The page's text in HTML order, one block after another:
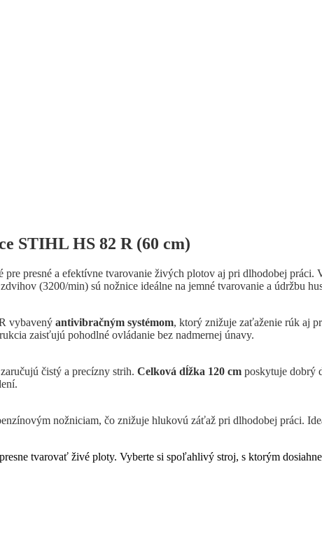
STIHL HS 82 R (60 cm)
pre presné a efektívne tvarovanie živých plotov aj pri dlhodobej
(3200/min) sú nožnice ideálne na jemné tvarovanie a údržbu
vybavený antivibračným systémom, ktorý znižuje zaťaženie rúk aj
zaisťujú pohodlné ovládanie bez nadmernej únavy.
zaručujú čistý a precízny strih. Celková dĺžka 120 cm poskytuje dobrý
nožniciam, čo znižuje hlukovú záťaž pri dlhodobej práci.
tvarovať živé ploty. Vyberte si spoľahlivý stroj, s ktorým